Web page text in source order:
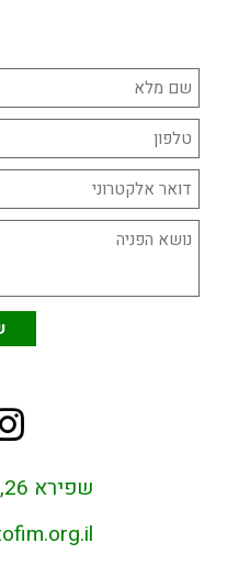
שפירא 26, פתח תקווה